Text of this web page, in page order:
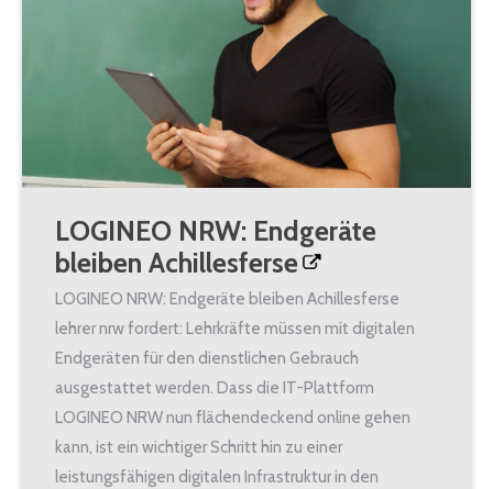
LOGINEO NRW: Endgeräte
bleiben Achillesferse
LOGINEO NRW: Endgeräte bleiben Achillesferse
lehrer nrw fordert: Lehrkräfte müssen mit digitalen
Endgeräten für den dienstlichen Gebrauch
ausgestattet werden. Dass die IT-Plattform
LOGINEO NRW nun flächendeckend online gehen
kann, ist ein wichtiger Schritt hin zu einer
leistungsfähigen digitalen Infrastruktur in den